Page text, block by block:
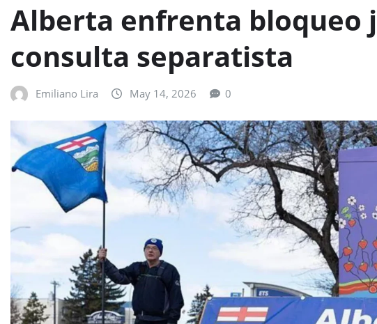
Alberta enfrenta bloqueo
consulta separatista
Emiliano Lira May 14, 2026 0